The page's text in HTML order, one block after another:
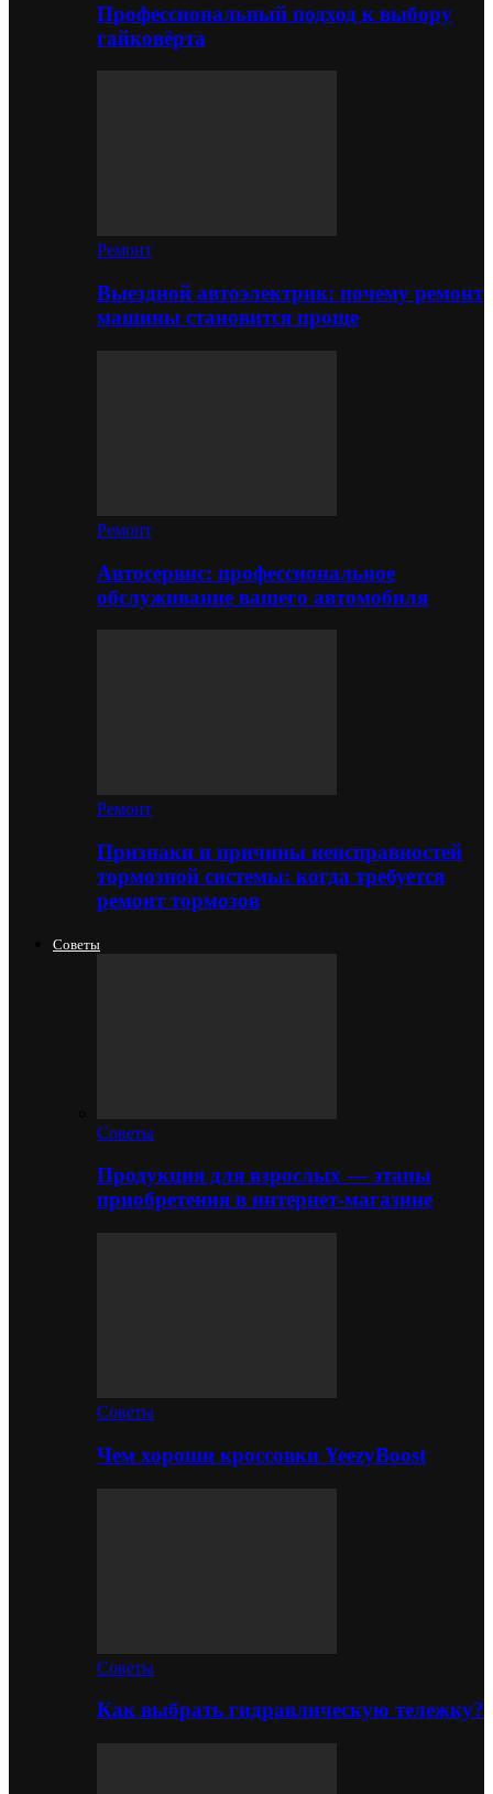
Профессиональный подход к выбору
гайковёрта
Ремонт
Выездной автоэлектрик: почему ремонт
машины становится проще
Ремонт
Автосервис: профессиональное
обслуживание вашего автомобиля
Ремонт
Признаки и причины неисправностей
тормозной системы: когда требуется
ремонт тормозов
Советы
Советы
Продукция для взрослых — этапы
приобретения в интернет-магазине
Советы
Чем хороши кроссовки YeezyBoost
Советы
Как выбрать гидравлическую тележку?